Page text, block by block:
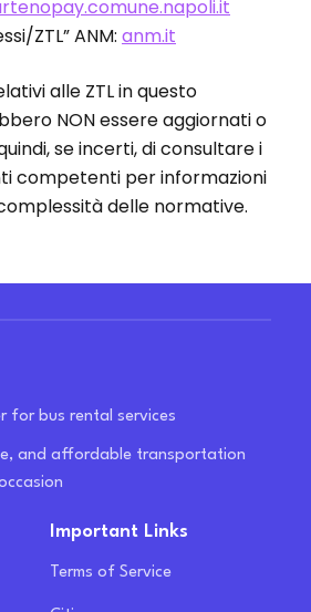
ZTL” ANM: anm.it
alle ZTL in questo
NON essere aggiornati o
se incerti, di consultare i
competenti per informazioni
delle normative.
for bus rental services
and affordable transportation
Important Links
Terms of Service